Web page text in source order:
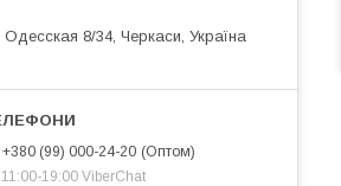
Одесская 8/34, Черкаси, Україна
+380 (99) 000-24-20
Оптом
11:00-19:00 ViberChat